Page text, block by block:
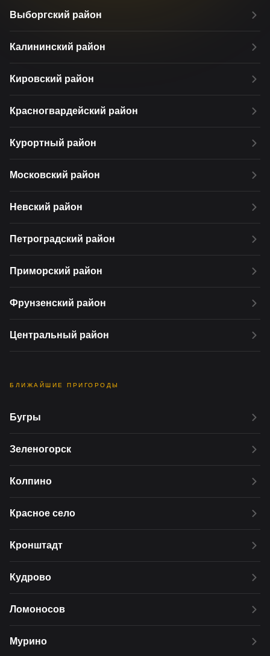
Выборгский район
Калининский район
Кировский район
Красногвардейский район
Курортный район
Московский район
Невский район
Петроградский район
Приморский район
Фрунзенский район
Центральный район
БЛИЖАЙШИЕ ПРИГОРОДЫ
Бугры
Зеленогорск
Колпино
Красное село
Кронштадт
Кудрово
Ломоносов
Мурино